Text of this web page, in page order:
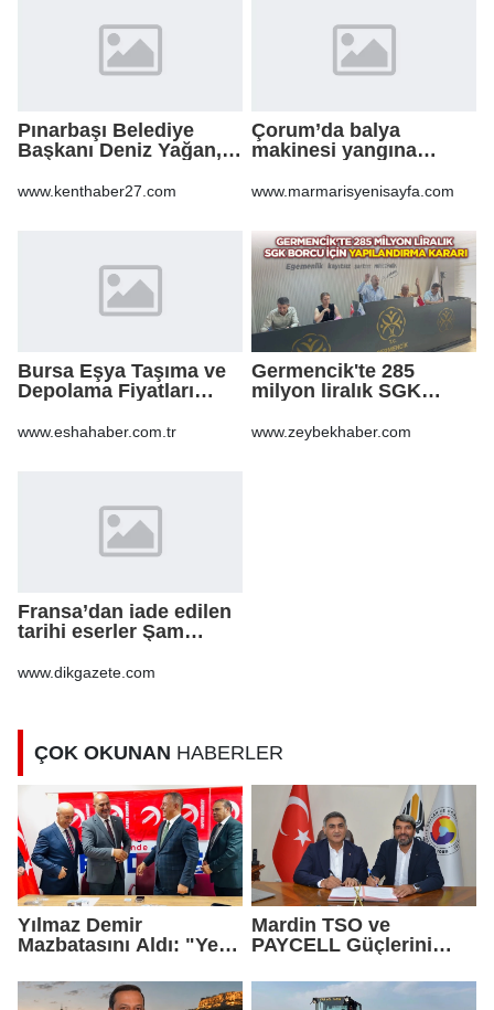
Pınarbaşı Belediye
Başkanı Deniz Yağan,
www.kenthaber27.com
Çorum’da balya
makinesi yangına
anız küle döndü
www.marmarisyenisayfa.com
Bursa Eşya Taşıma ve
Depolama Fiyatları
İçin Bilinmesi
www.eshahaber.com.tr
Germencik'te 285
milyon liralık SGK
kararı
www.zeybekhaber.com
Fransa’dan iade edilen
tarihi eserler Şam
www.dikgazete.com
ÇOK OKUNAN HABERLER
Yılmaz Demir
Mazbatasını Aldı: "Yeni
Geldik"
Mardin TSO ve
PAYCELL Güçlerini